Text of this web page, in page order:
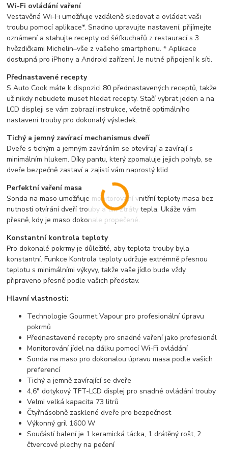
Wi-Fi ovládání vaření
Vestavěná Wi-Fi umožňuje vzdáleně sledovat a ovládat vaši
troubu pomocí aplikace*. Snadno upravujte nastavení, přijímejte
oznámení a stahujte recepty od šéfkuchařů z restaurací s 3
hvězdičkami Michelin–vše z vašeho smartphonu. * Aplikace
dostupná pro iPhony a Android zařízení. Je nutné připojení k síti.
Přednastavené recepty
S Auto Cook máte k dispozici 80 přednastavených receptů, takže
už nikdy nebudete muset hledat recepty. Stačí vybrat jeden a na
LCD displeji se vám zobrazí instrukce, včetně optimálního
nastavení trouby pro dokonalý výsledek.
Tichý a jemný zavírací mechanismus dveří
Dveře s tichým a jemným zavíráním se otevírají a zavírají s
minimálním hlukem. Díky pantu, který zpomaluje jejich pohyb, se
dveře bezpečně zastaví a zajistí vám naprostý klid.
Perfektní vaření masa
Sonda na maso umožňuje monitorování vnitřní teploty masa bez
nutnosti otvírání dveří trouby a tím ztráty tepla. Ukáže vám
přesně, kdy je maso dokonale propečené.
Konstantní kontrola teploty
Pro dokonalé pokrmy je důležité, aby teplota trouby byla
konstantní. Funkce Kontrola teploty udržuje extrémně přesnou
teplotu s minimálními výkyvy, takže vaše jídlo bude vždy
připraveno přesně podle vašich představ.
Hlavní vlastnosti:
Technologie Gourmet Vapour pro profesionální úpravu
pokrmů
Přednastavené recepty pro snadné vaření jako profesionál
Monitorování jídel na dálku pomocí Wi-Fi ovládání
Sonda na maso pro dokonalou úpravu masa podle vašich
preferencí
Tichý a jemně zavírající se dveře
4,6" dotykový TFT-LCD displej pro snadné ovládání trouby
Velmi velká kapacita 73 litrů
Čtyřnásobně zasklené dveře pro bezpečnost
Výkonný gril 1600 W
Součástí balení je 1 keramická tácka, 1 drátěný rošt, 2
čtvercové plechy na pečení